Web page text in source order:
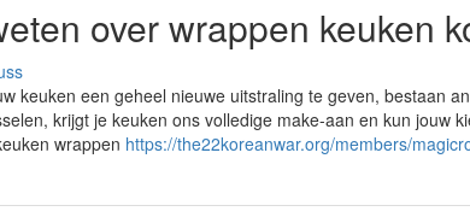
over wrappen keuken
keuken een geheel nieuwe uitstraling te geven, bestaan
krijgt je keuken ons volledige make-aan en kun jouw
wrappen https://the22koreanwar.org/members/